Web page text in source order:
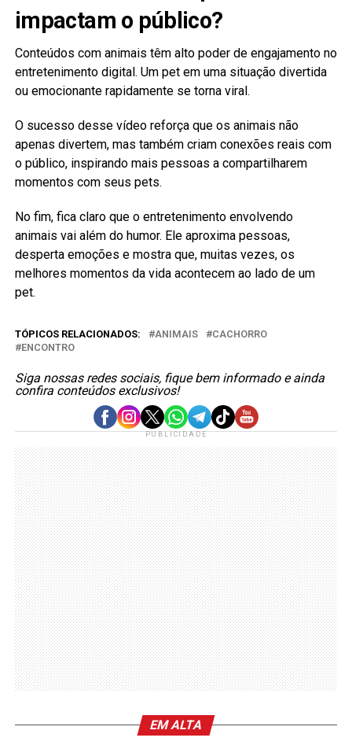
impactam o público?
Conteúdos com animais têm alto poder de engajamento no
entretenimento digital. Um pet em uma situação divertida
ou emocionante rapidamente se torna viral.
O sucesso desse vídeo reforça que os animais não
apenas divertem, mas também criam conexões reais com
o público, inspirando mais pessoas a compartilharem
momentos com seus pets.
No fim, fica claro que o entretenimento envolvendo
animais vai além do humor. Ele aproxima pessoas,
desperta emoções e mostra que, muitas vezes, os
melhores momentos da vida acontecem ao lado de um
pet.
TÓPICOS RELACIONADOS: ANIMAIS
CACHORRO
ENCONTRO
Siga nossas redes sociais, fique bem informado e ainda
confira conteúdos exclusivos!
PUBLICIDADE
EM ALTA